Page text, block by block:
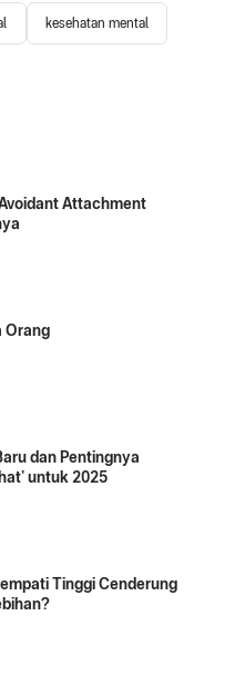
kesehatan mental
Attachment
Orang
dan Pentingnya
untuk 2025
Tinggi Cenderung